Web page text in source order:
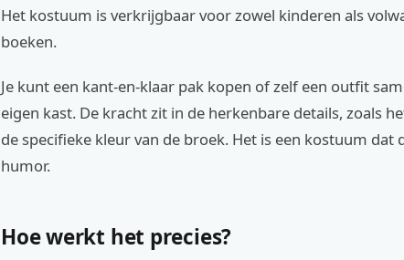
Het kostuum is verkrijgbaar voor zowel kinderen als
boeken.
Je kunt een kant-en-klaar pak kopen of zelf een outfit
eigen kast. De kracht zit in de herkenbare details, zoals
de specifieke kleur van de broek. Het is een kostuum
humor.
Hoe werkt het precies?